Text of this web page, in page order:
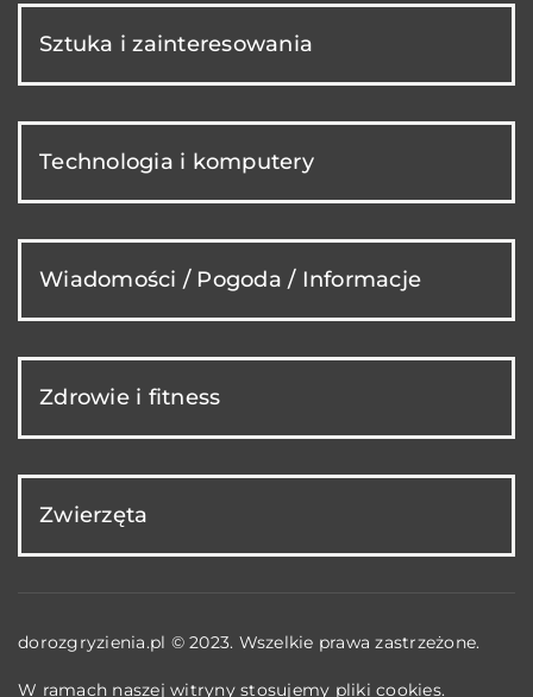
Sztuka i zainteresowania
Technologia i komputery
Wiadomości / Pogoda / Informacje
Zdrowie i fitness
Zwierzęta
dorozgryzienia.pl © 2023. Wszelkie prawa zastrzeżone.
W ramach naszej witryny stosujemy pliki cookies.